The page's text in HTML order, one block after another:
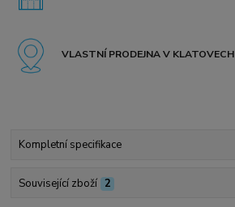
VLASTNÍ PRODEJNA V KLATOVECH
Kompletní specifikace
Související zboží 2